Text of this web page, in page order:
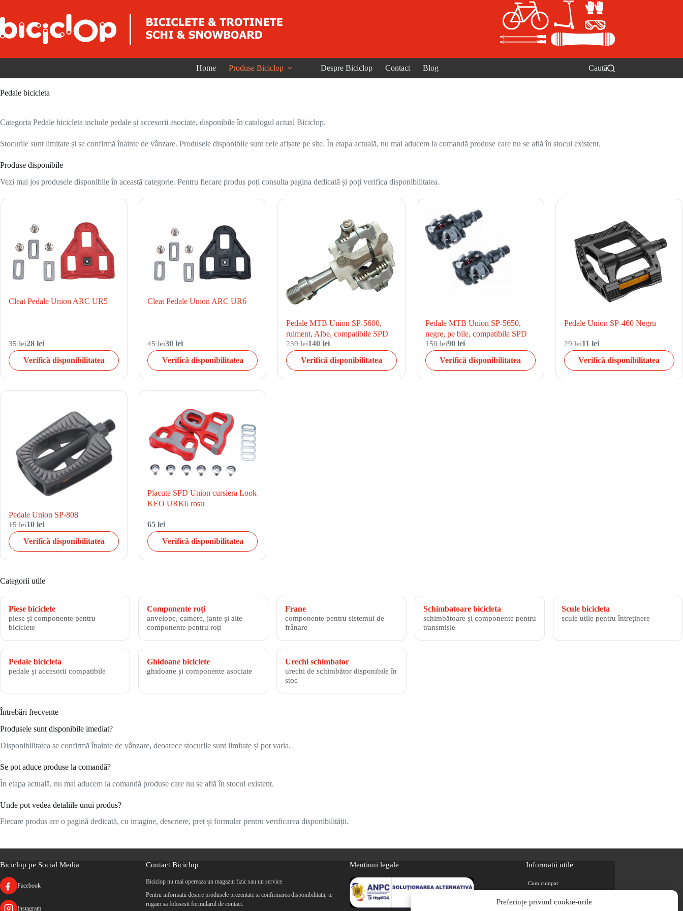
Preferințe privind cookie-urile
Home Produse Biciclop Despre Biciclop Contact Blog Caută
Pedale bicicleta
Categoria Pedale bicicleta include pedale și accesorii asociate, disponibile în catalogul actual Biciclop.
Stocurile sunt limitate și se confirmă înainte de vânzare. Produsele disponibile sunt cele afișate pe site. În etapa actuală, nu mai aducem la comandă produse care nu se află în stocul existent.
Produse disponibile
Vezi mai jos produsele disponibile în această categorie. Pentru fiecare produs poți consulta pagina dedicată și poți verifica disponibilitatea.
Cleat Pedale Union ARC UR5
35 lei28 lei
Verifică disponibilitatea
Cleat Pedale Union ARC UR6
45 lei30 lei
Verifică disponibilitatea
Pedale MTB Union SP-5600,
rulment, Albe, compatibile SPD
239 lei140 lei
Verifică disponibilitatea
Pedale MTB Union SP-5650,
negre, pe bile, compatibile SPD
150 lei90 lei
Verifică disponibilitatea
Pedale Union SP-460 Negru
29 lei11 lei
Verifică disponibilitatea
Pedale Union SP-808
15 lei10 lei
Verifică disponibilitatea
Placute SPD Union cursiera Look
KEO URK6 rosu
65 lei
Verifică disponibilitatea
Categorii utile
Piese biciclete
piese și componente pentru
biciclete
Componente roți
anvelope, camere, jante și alte
componente pentru roți
Frane
componente pentru sistemul de
frânare
Schimbatoare bicicleta
schimbătoare și componente pentru
transmisie
Scule bicicleta
scule utile pentru întreținere
Pedale bicicleta
pedale și accesorii compatibile
Ghidoane biciclete
ghidoane și componente asociate
Urechi schimbator
urechi de schimbător disponibile în
stoc
Întrebări frecvente
Produsele sunt disponibile imediat?
Disponibilitatea se confirmă înainte de vânzare, deoarece stocurile sunt limitate și pot varia.
Se pot aduce produse la comandă?
În etapa actuală, nu mai aducem la comandă produse care nu se află în stocul existent.
Unde pot vedea detaliile unui produs?
Fiecare produs are o pagină dedicată, cu imagine, descriere, preț și formular pentru verificarea disponibilității.
Biciclop pe Social Media
Facebook
Instagram
Contact Biciclop
Biciclop nu mai opereaza un magazin fizic sau un service.
Pentru informatii despre produsele prezentate si confirmarea disponibilitatii, te
rugam sa folosesti formularul de contact.
Mentiuni legale Informatii utile
Cum cumpar